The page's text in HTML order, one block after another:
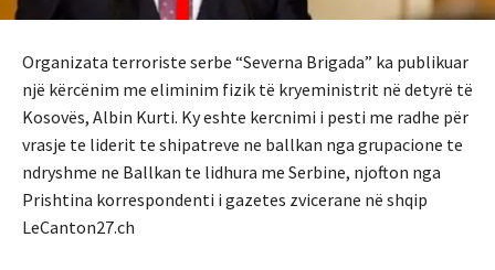
Organizata terroriste serbe “Severna Brigada” ka publikuar
një kërcënim me eliminim fizik të kryeministrit në detyrë të
Kosovës, Albin Kurti. Ky eshte kercnimi i pesti me radhe për
vrasje te liderit te shipatreve ne ballkan nga grupacione te
ndryshme ne Ballkan te lidhura me Serbine, njofton nga
Prishtina korrespondenti i gazetes zvicerane në shqip
LeCanton27.ch